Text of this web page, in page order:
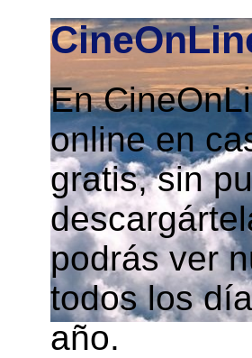
En
online en
gratis, sin
podrás ver
todos los
año.